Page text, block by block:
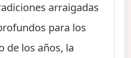
arraigadas
para los
de los años, la